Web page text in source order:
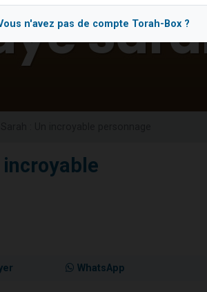
sur WhatsApp
incroyable
WhatsApp
n'avez pas de compte Torah-Box ?